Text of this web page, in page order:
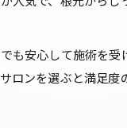
も安心して施術を受
ロンを選ぶと満足度